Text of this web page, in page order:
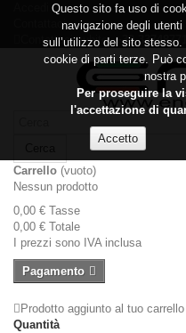
Contattaci
Contattaci subito:+39
Carrello (vuoto)
Nessun prodotto
0,00 € Tasse
0,00 € Totale
I prezzi sono IVA inclusa
Pagamento
Prodotto aggiunto al tuo carrello
Quantità
Questo sito fa uso di
navigazione degli
sull’utilizzo del sito
cookie di parti terze. Può
nostra
Per proseguire la
l'accettazione di